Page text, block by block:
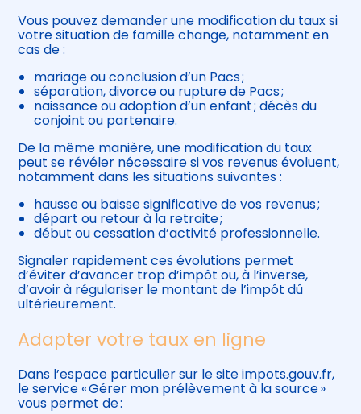
Vous pouvez demander une modification du taux si
votre situation de famille change, notamment en
cas de :
mariage ou conclusion d’un Pacs ;
séparation, divorce ou rupture de Pacs ;
naissance ou adoption d’un enfant ; décès du
conjoint ou partenaire.
De la même manière, une modification du taux
peut se révéler nécessaire si vos revenus évoluent,
notamment dans les situations suivantes :
hausse ou baisse significative de vos revenus ;
départ ou retour à la retraite ;
début ou cessation d’activité professionnelle.
Signaler rapidement ces évolutions permet
d’éviter d’avancer trop d’impôt ou, à l’inverse,
d’avoir à régulariser le montant de l’impôt dû
ultérieurement.
Adapter votre taux en ligne
Dans l’espace particulier sur le site impots.gouv.fr,
le service « Gérer mon prélèvement à la source »
vous permet de :